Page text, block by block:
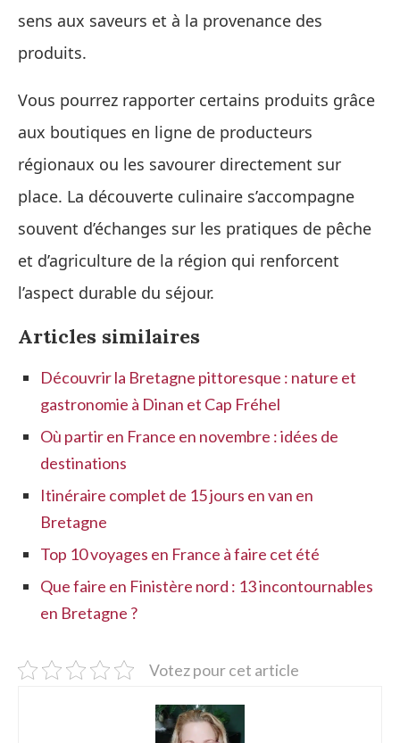
sens aux saveurs et à la provenance des
produits.
Vous pourrez rapporter certains produits grâce
aux boutiques en ligne de producteurs
régionaux ou les savourer directement sur
place. La découverte culinaire s’accompagne
souvent d’échanges sur les pratiques de pêche
et d’agriculture de la région qui renforcent
l’aspect durable du séjour.
Articles similaires
Découvrir la Bretagne pittoresque : nature et
gastronomie à Dinan et Cap Fréhel
Où partir en France en novembre : idées de
destinations
Itinéraire complet de 15 jours en van en
Bretagne
Top 10 voyages en France à faire cet été
Que faire en Finistère nord : 13 incontournables
en Bretagne ?
Votez pour cet article